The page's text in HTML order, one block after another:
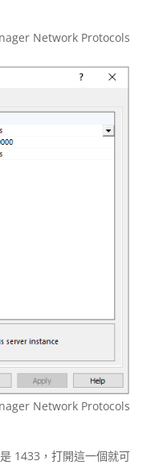
Network Protocols
Network Protocols
1433，打開這一個就可